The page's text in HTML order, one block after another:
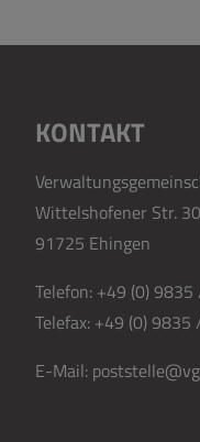
KONTAKT
Wittelshofener Str. 30
91725 Ehingen
Telefon: +49 (0)
Telefax: +49 (0)
E-Mail: